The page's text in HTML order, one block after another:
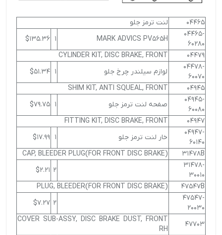
04465
لنت ترمز جلو
04465-
60280
MARK ADVICS PV565H
1
$135.36
04479
CYLINDER KIT, DISC BRAKE, FRONT
04478-
60070
لوازم سیلندر چرخ جلو 1
$51.34
04945
SHIM KIT, ANTI SQUEAL, FRONT
04945-
60080
صفحه لنت ترمز جلو 1
$79.75
04947
FITTING KIT, DISC BRAKE, FRONT
04947-
60140
خار لنت ترمز جلو 1
$17.99
31478B
CAP, BLEEDER PLUG(FOR FRONT DISC BRAKE)
31478-
30010
2
$2.21
47547B
PLUG, BLEEDER(FOR FRONT DISC BRAKE)
47547-
20030
2
$7.27
47703
COVER SUB-ASSY, DISC BRAKE DUST, FRONT
RH